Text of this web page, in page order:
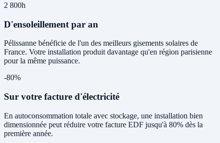
2 800h
D'ensoleillement par an
Pélissanne bénéficie de l'un des meilleurs gisements solaires de
France. Votre installation produit davantage qu'en région parisienne
pour la même puissance.
-80%
Sur votre facture d'électricité
En autoconsommation totale avec stockage, une installation bien
dimensionnée peut réduire votre facture EDF jusqu'à 80% dès la
première année.